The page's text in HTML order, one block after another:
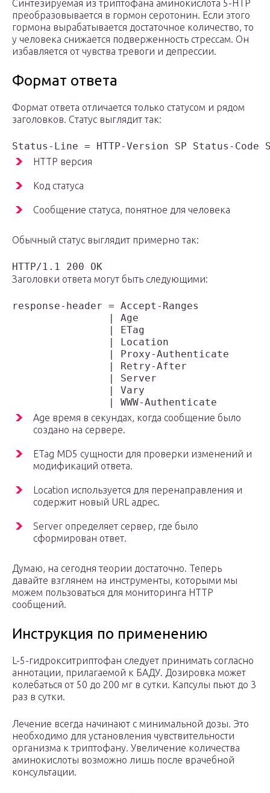
Синтезируемая из триптофана аминокислота 5-HTP
преобразовывается в гормон серотонин. Если этого
гормона вырабатывается достаточное количество, то
у человека снижается подверженность стрессам. Он
избавляется от чувства тревоги и депрессии.
Формат ответа
Формат ответа отличается только статусом и рядом
заголовков. Статус выглядит так:
HTTP версия
Код статуса
Сообщение статуса, понятное для человека
Обычный статус выглядит примерно так:
Заголовки ответа могут быть следующими:
response-header = Accept-Ranges
                | Age
                | ETag
                | Location
                | Proxy-Authenticate
                | Retry-After
                | Server
                | Vary
Age время в секундах, когда сообщение было
создано на сервере.
ETag MD5 сущности для проверки изменений и
модификаций ответа.
Location используется для перенаправления и
содержит новый URL адрес.
Server определяет сервер, где было
сформирован ответ.
Думаю, на сегодня теории достаточно. Теперь
давайте взглянем на инструменты, которыми мы
можем пользоваться для мониторинга HTTP
сообщений.
Инструкция по применению
L-5-гидрокситриптофан следует принимать согласно
аннотации, прилагаемой к БАДУ. Дозировка может
колебаться от 50 до 200 мг в сутки. Капсулы пьют до 3
раз в сутки.
Лечение всегда начинают с минимальной дозы. Это
необходимо для установления чувствительности
организма к триптофану. Увеличение количества
аминокислоты возможно лишь после врачебной
консультации.